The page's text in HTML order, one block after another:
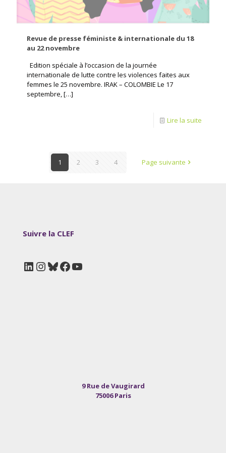
Revue de presse féministe & internationale du 18
au 22 novembre
Edition spéciale à l’occasion de la journée
internationale de lutte contre les violences faites aux
femmes le 25 novembre. IRAK – COLOMBIE Le 17
septembre,[…]
Lire la suite
1 2 3 4 Page suivante
Suivre la CLEF
LinkedIn
Instagram
Bluesky
Facebook
YouTube
9 Rue de Vaugirard
75006 Paris